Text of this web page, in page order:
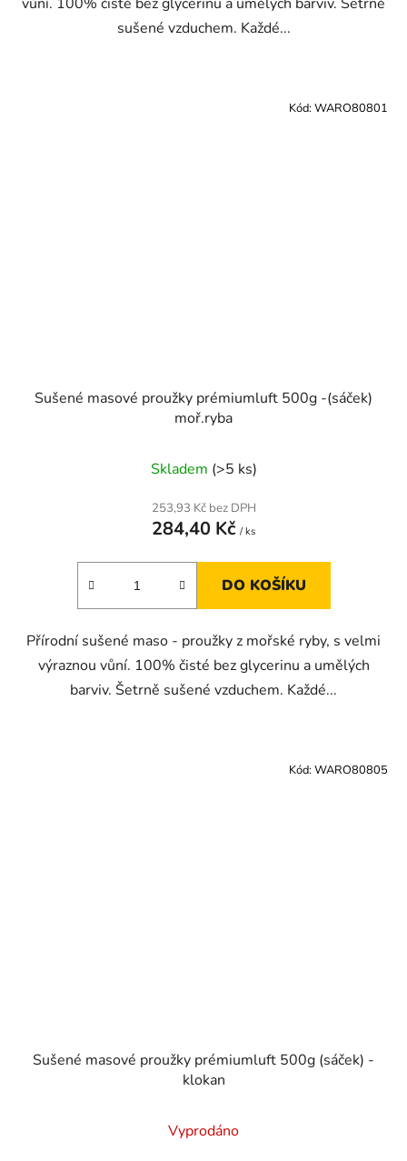
sušené vzduchem. Každé...
Sušené masové proužky prémiumluft 500g -(sáček)
moř.ryba
Skladem (>5 ks)
253,93 Kč bez DPH
284,40 Kč / ks
DO KOŠÍKU
Přírodní sušené maso - proužky z mořské ryby, s velmi
výraznou vůní. 100% čisté bez glycerinu a umělých
barviv. Šetrně sušené vzduchem. Každé...
Kód: WARO80801
Sušené masové proužky prémiumluft 500g (sáček) -
klokan
Vyprodáno
Kód: WARO80805